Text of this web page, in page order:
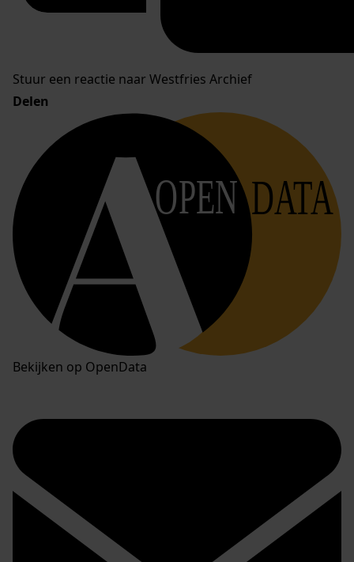
Stuur een reactie naar Westfries Archief
Delen
OPEN DATA
Bekijken op OpenData